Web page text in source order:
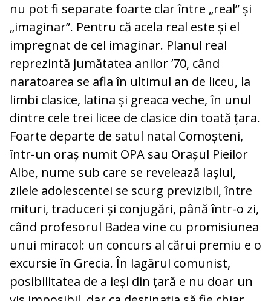
nu pot fi separate foarte clar între „real” și
„imaginar”. Pentru că acela real este și el
impregnat de cel imaginar. Planul real
reprezintă jumătatea anilor ’70, când
naratoarea se afla în ultimul an de liceu, la
limbi clasice, latina și greaca veche, în unul
dintre cele trei licee de clasice din toată țara.
Foarte departe de satul natal Comoșteni,
într-un oraș numit OPA sau Orașul Pieilor
Albe, nume sub care se revelează Iașiul,
zilele adolescentei se scurg previzibil, între
mituri, traduceri și conjugări, până într-o zi,
când profesorul Badea vine cu promisiunea
unui miracol: un concurs al cărui premiu e o
excursie în Grecia. În lagărul comunist,
posibilitatea de a ieși din țară e nu doar un